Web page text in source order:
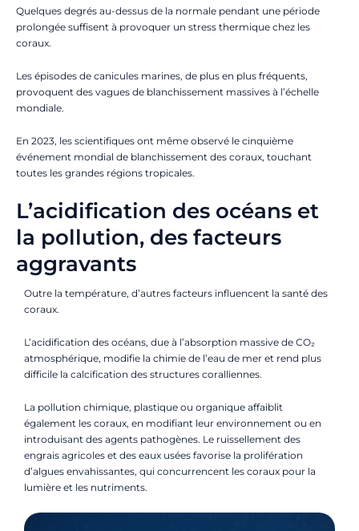
Quelques degrés au-dessus de la normale pendant une période
prolongée suffisent à provoquer un stress thermique chez les
coraux.
Les épisodes de canicules marines, de plus en plus fréquents,
provoquent des vagues de blanchissement massives à l’échelle
mondiale.
En 2023, les scientifiques ont même observé le cinquième
événement mondial de blanchissement des coraux, touchant
toutes les grandes régions tropicales.
L’acidification des océans et
la pollution, des facteurs
aggravants
Outre la température, d’autres facteurs influencent la santé des
coraux.
L’acidification des océans, due à l’absorption massive de CO₂
atmosphérique, modifie la chimie de l’eau de mer et rend plus
difficile la calcification des structures coralliennes.
La pollution chimique, plastique ou organique affaiblit
également les coraux, en modifiant leur environnement ou en
introduisant des agents pathogènes. Le ruissellement des
engrais agricoles et des eaux usées favorise la prolifération
d’algues envahissantes, qui concurrencent les coraux pour la
lumière et les nutriments.